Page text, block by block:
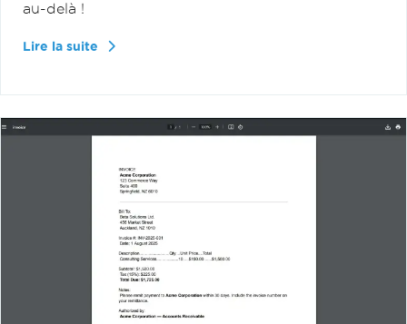
au-delà !
Lire la suite